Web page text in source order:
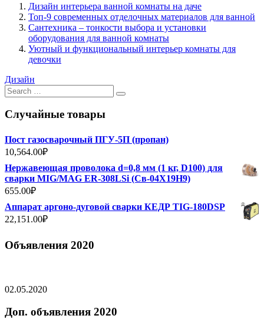
Дизайн интерьера ванной комнаты на даче
Топ-9 современных отделочных материалов для ванной
Сантехника – тонкости выбора и установки
оборудования для ванной комнаты
Уютный и функциональный интерьер комнаты для
девочки
Дизайн
Search
for:
Случайные товары
Пост газосварочный ПГУ-5П (пропан)
10,564.00₽
Нержавеющая проволока d=0,8 мм (1 кг, D100) для
сварки MIG/MAG ER-308LSi (Св-04Х19Н9)
655.00₽
Аппарат аргоно-дуговой сварки КЕДР TIG-180DSP
22,151.00₽
Объявления 2020
02.05.2020
Доп. объявления 2020